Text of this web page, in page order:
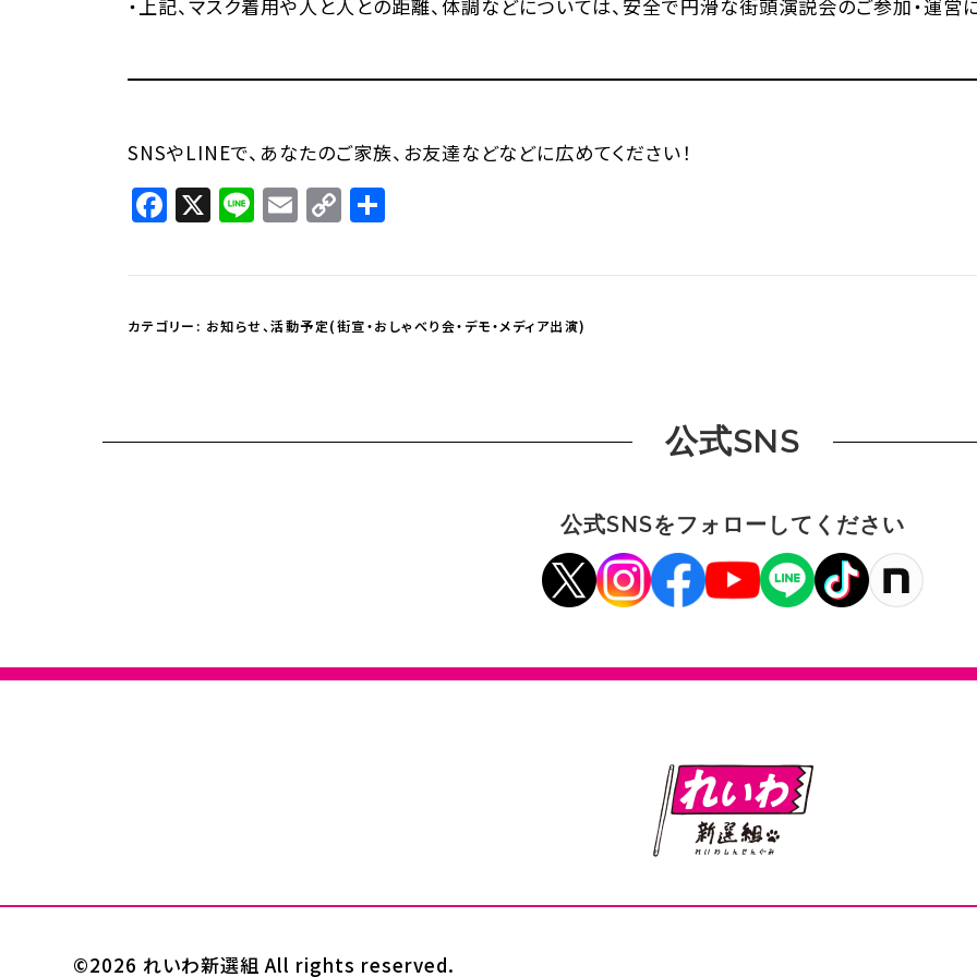
・上記、マスク着用や人と人との距離、体調などについては、安全で円滑な街頭演説会のご参加・運営
SNSやLINEで、あなたのご家族、お友達などなどに広めてください！
Facebook
X LineEmail
Copy
カテゴリー: お知らせ、活動予定(街宣・おしゃべり会・デモ・メディア出演)
公式SNS
公式SNSをフォローしてください
©2026 れいわ新選組 All rights reserved.